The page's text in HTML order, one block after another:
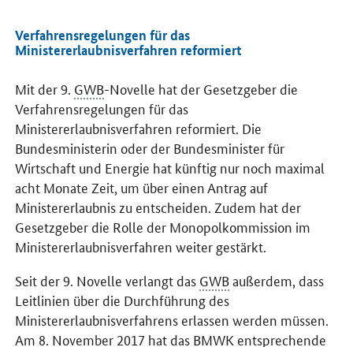
Verfahrensregelungen für das
Ministererlaubnisverfahren reformiert
Mit der 9. GWB-Novelle hat der Gesetzgeber die
Verfahrensregelungen für das
Ministererlaubnisverfahren reformiert. Die
Bundesministerin oder der Bundesminister für
Wirtschaft und Energie hat künftig nur noch maximal
acht Monate Zeit, um über einen Antrag auf
Ministererlaubnis zu entscheiden. Zudem hat der
Gesetzgeber die Rolle der Monopolkommission im
Ministererlaubnisverfahren weiter gestärkt.
Seit der 9. Novelle verlangt das GWBaußerdem, dass
Leitlinien über die Durchführung des
Ministererlaubnisverfahrens erlassen werden müssen.
Am 8. November 2017 hat das BMWK entsprechende